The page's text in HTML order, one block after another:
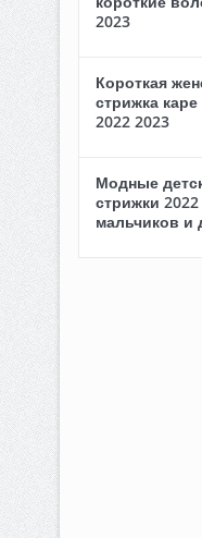
2023
Короткая
стрижка
2022 2023
Модные
стрижки
мальчиков и